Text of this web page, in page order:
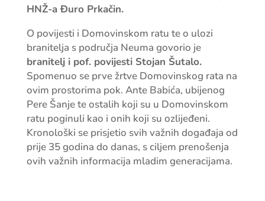
HNŽ-a Đuro Prkačin.
O povijesti i Domovinskom ratu te o ulozi
branitelja s područja Neuma govorio je
branitelj i pof. povijesti Stojan Šutalo.
Spomenuo se prve žrtve Domovinskog rata na
ovim prostorima pok. Ante Babića, ubijenog
Pere Šanje te ostalih koji su u Domovinskom
ratu poginuli kao i onih koji su ozlijeđeni.
Kronološki se prisjetio svih važnih događaja od
prije 35 godina do danas, s ciljem prenošenja
ovih važnih informacija mladim generacijama.